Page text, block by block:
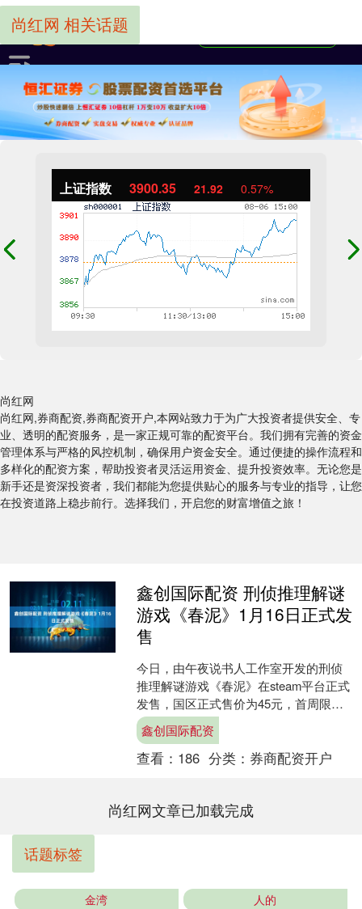
上证指数 3900.35 21.92 0.57%
尚红网
尚红网,券商配资,券商配资开户,本网站致力于为广大投资者提供安全、专
业、透明的配资服务，是一家正规可靠的配资平台。我们拥有完善的资金
管理体系与严格的风控机制，确保用户资金安全。通过便捷的操作流程和
多样化的配资方案，帮助投资者灵活运用资金、提升投资效率。无论您是
新手还是资深投资者，我们都能为您提供贴心的服务与专业的指导，让您
在投资道路上稳步前行。选择我们，开启您的财富增值之旅！
尚红网 相关话题
鑫创国际配资 刑侦推理解谜
游戏《春泥》1月16日正式发
售
今日，由午夜说书人工作室开发的刑侦
推理解谜游戏《春泥》在steam平台正式
发售，国区正式售价为45元，首周限时
折扣9折，折后40.5元，优惠活动截止到
1月22日....
鑫创国际配资
查看： 186 分类： 券商配资开户
尚红网文章已加载完成
话题标签
金湾 人的